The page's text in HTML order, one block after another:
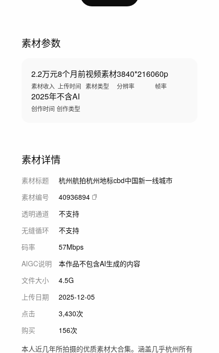
素材参数
2.2万元
素材收入
8个月前
上传时间
视频素材
素材类型
3840*2160
分辨率
60p
帧率
2025年
创作时间
不含AI
创作类型
素材详情
素材标题
杭州航拍杭州地标cbd中国新一线城市
素材编号
40936894
透明通道
不支持
无缝循环
不支持
码率
57Mbps
AIGC说明
本作品不包含AI生成的内容
文件大小
4.5G
上传日期
2025-12-05
点击
3,430次
购买
156次
本人近几年所拍摄的优质素材大合集。涵盖几乎杭州所有